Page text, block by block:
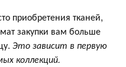
приобретения тканей,
закупки вам больше
Это зависит в первую
коллекций.